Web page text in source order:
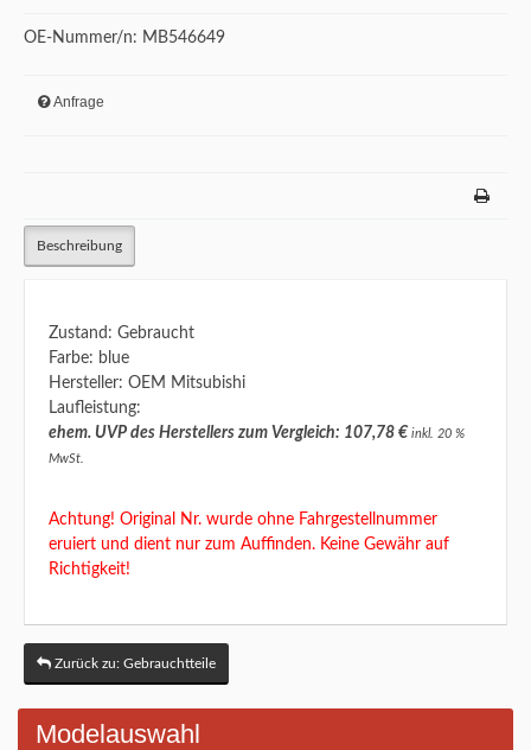
OE-Nummer/n: MB546649
Anfrage
Beschreibung
Zustand: Gebraucht
Farbe: blue
Hersteller: OEM Mitsubishi
Laufleistung:
ehem. UVP des Herstellers zum Vergleich: 107,78 € inkl. 20 %
MwSt.
Achtung! Original Nr. wurde ohne Fahrgestellnummer
eruiert und dient nur zum Auffinden. Keine Gewähr auf
Richtigkeit!
Zurück zu: Gebrauchtteile
Modelauswahl